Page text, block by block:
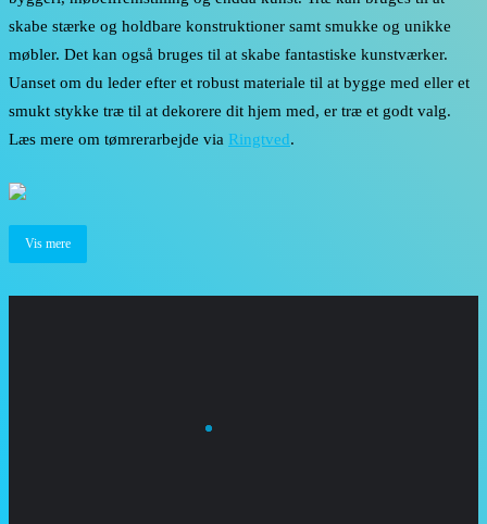
skabe stærke og holdbare konstruktioner samt smukke og unikke
møbler. Det kan også bruges til at skabe fantastiske kunstværker.
Uanset om du leder efter et robust materiale til at bygge med eller et
smukt stykke træ til at dekorere dit hjem med, er træ et godt valg.
Læs mere om tømrerarbejde via Ringtved.
Vis mere